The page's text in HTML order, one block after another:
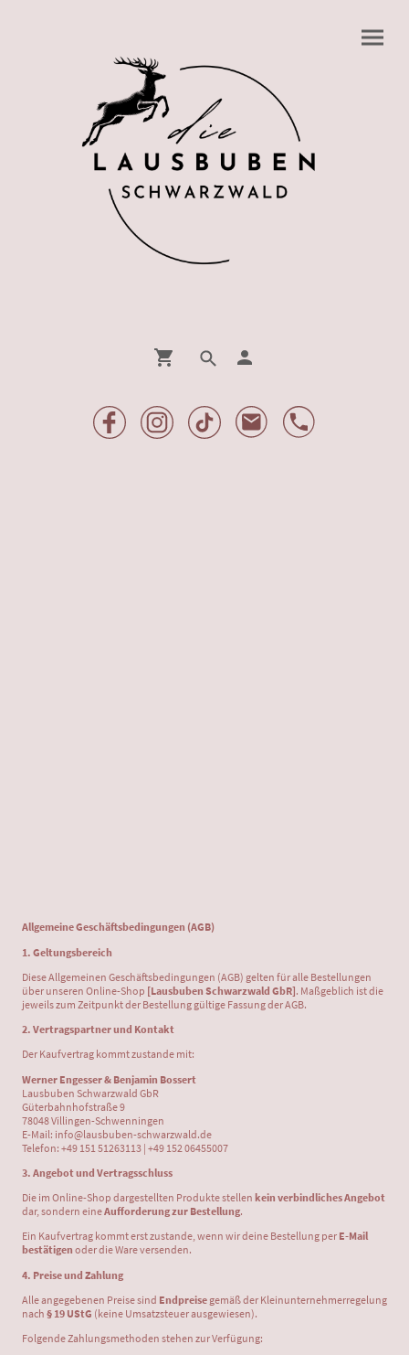
Allgemeine Geschäftsbedingungen (AGB)
1. Geltungsbereich
Diese Allgemeinen Geschäftsbedingungen (AGB) gelten für alle Bestellungen
über unseren Online-Shop [Lausbuben Schwarzwald GbR]. Maßgeblich ist die
jeweils zum Zeitpunkt der Bestellung gültige Fassung der AGB.
2. Vertragspartner und Kontakt
Der Kaufvertrag kommt zustande mit:
Werner Engesser & Benjamin Bossert
Lausbuben Schwarzwald GbR
Güterbahnhofstraße 9
78048 Villingen-Schwenningen
E-Mail: info@lausbuben-schwarzwald.de
Telefon: +49 151 51263113 | +49 152 06455007
3. Angebot und Vertragsschluss
Die im Online-Shop dargestellten Produkte stellen kein verbindliches Angebot
dar, sondern eineAufforderung zur Bestellung.
Ein Kaufvertrag kommt erst zustande, wenn wir deine Bestellung per E-Mail
bestätigen oder die Ware versenden.
4. Preise und Zahlung
Alle angegebenen Preise sind Endpreise gemäß der Kleinunternehmerregelung
nach § 19 UStG (keine Umsatzsteuer ausgewiesen).
Folgende Zahlungsmethoden stehen zur Verfügung: